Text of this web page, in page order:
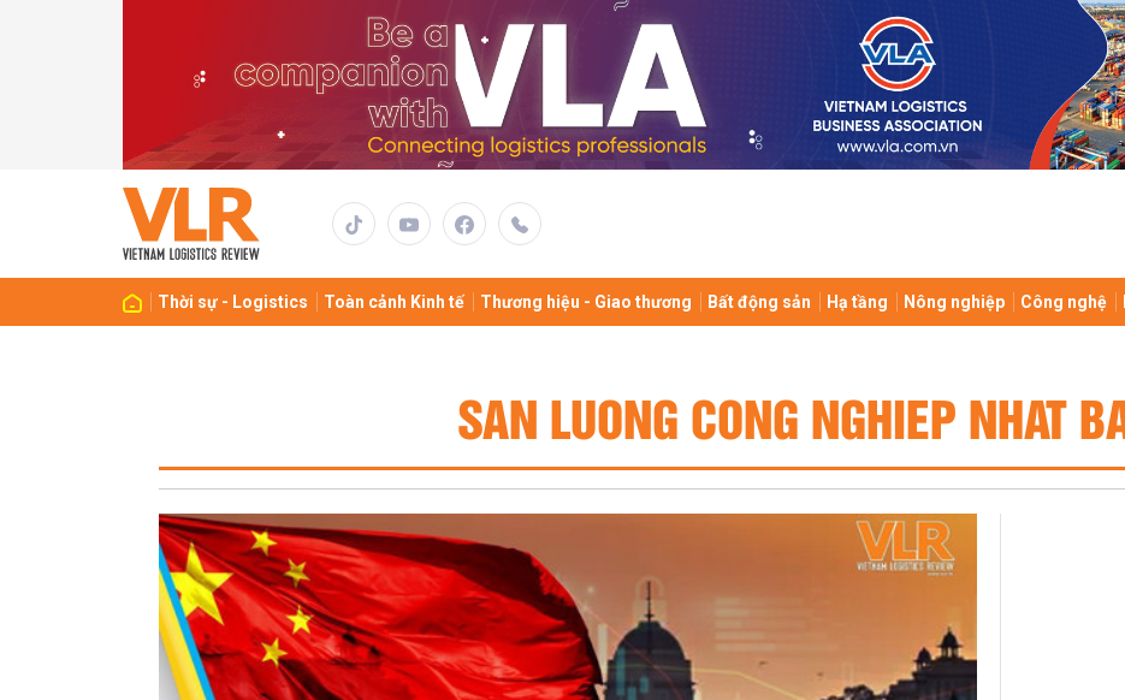
Thời sự - Logistics Toàn cảnh Kinh tế Thương hiệu - Giao thương Bất động sản Hạ tầng Nông nghiệp Công nghệ
SAN LUONG CONG NGHIEP NHAT